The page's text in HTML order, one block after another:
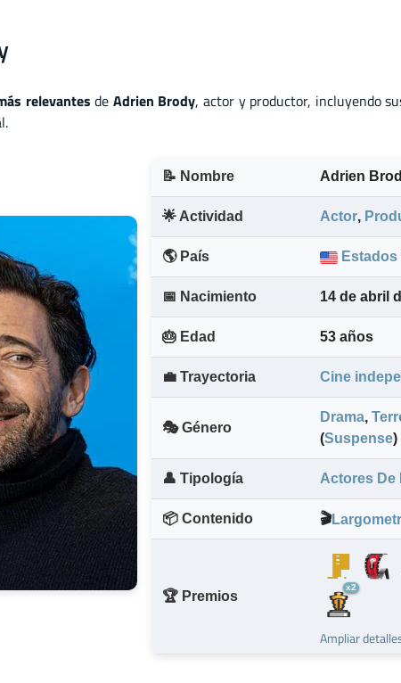
relevantes de Adrien Brody, actor y productor, incluyendo
📝 Nombre Adrien
🌟 Actividad Actor,
🌎 País
📅 Nacimiento 14 de abril
🎂 Edad 53 años
💼 Trayectoria Cine
🎭 Género
Drama,
(Suspense)
👤 Tipología Actores De
📦 Contenido 🎬
🏆 Premios
x2
Ampliar